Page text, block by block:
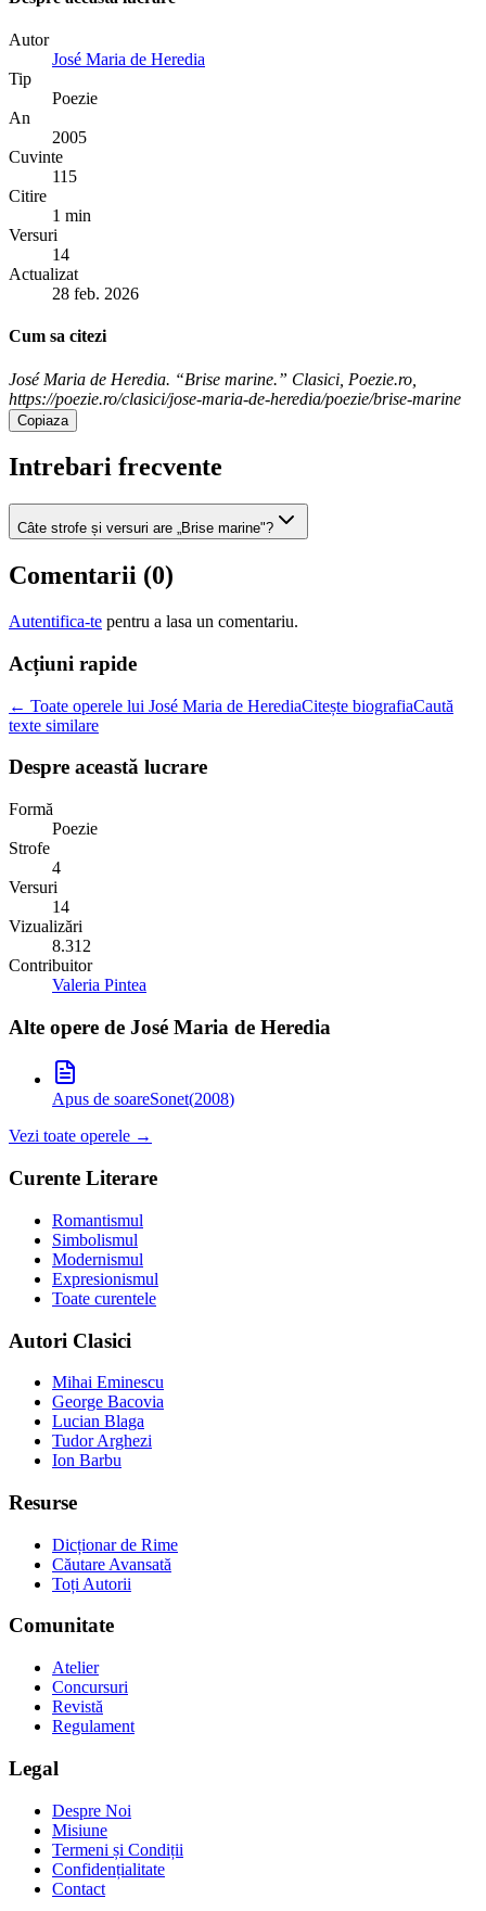
Autor
José Maria de Heredia
Tip
Poezie
An
2005
Cuvinte
115
Citire
1 min
Versuri
14
Actualizat
28 feb. 2026
Cum sa citezi
José Maria de Heredia. “Brise marine.” Clasici, Poezie.ro,
https://poezie.ro/clasici/jose-maria-de-heredia/poezie/brise-marine
Copiaza
Intrebari frecvente
Câte strofe și versuri are „Brise marine"?
Comentarii (0)
Autentifica-te pentru a lasa un comentariu.
Acțiuni rapide
← Toate operele lui José Maria de HerediaCitește biografiaCaută
texte similare
Despre această lucrare
Formă
Poezie
Strofe
4
Versuri
14
Vizualizări
8.312
Contribuitor
Valeria Pintea
Alte opere de José Maria de Heredia
Apus de soareSonet(2008)
Vezi toate operele →
Curente Literare
Romantismul
Simbolismul
Modernismul
Expresionismul
Toate curentele
Autori Clasici
Mihai Eminescu
George Bacovia
Lucian Blaga
Tudor Arghezi
Ion Barbu
Resurse
Dicționar de Rime
Căutare Avansată
Toți Autorii
Comunitate
Atelier
Concursuri
Revistă
Regulament
Legal
Despre Noi
Misiune
Termeni și Condiții
Confidențialitate
Contact